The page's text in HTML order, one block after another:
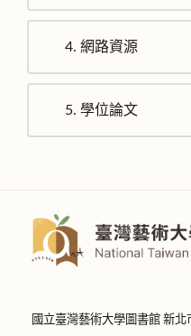
4. 網路資源
5. 學位論文
國立臺灣藝術大學圖書館 新